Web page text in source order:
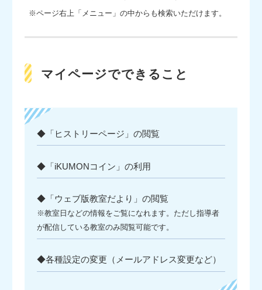
※ページ右上「メニュー」の中からも検索いただけます。
マイページでできること
◆「ヒストリーページ」の閲覧
◆「iKUMONコイン」の利用
◆「ウェブ版教室だより」の閲覧
※教室日などの情報をご覧になれます。ただし指導者
が配信している教室のみ閲覧可能です。
◆各種設定の変更（メールアドレス変更など）